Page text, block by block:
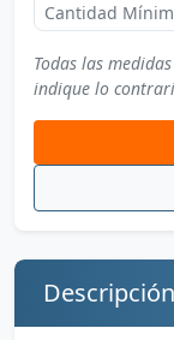
Cantidad
Todas las
indique lo